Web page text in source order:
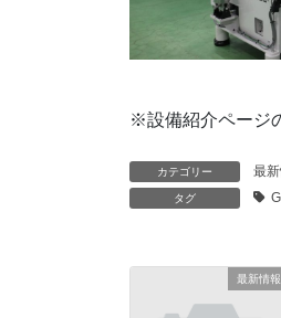
※設備紹介ページ
カテゴリー 最
タグ
最新情報